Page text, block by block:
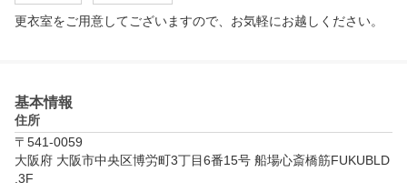
更衣室をご用意してございますので、お気軽にお越しください。
基本情報
住所
〒541-0059
大阪府 大阪市中央区博労町3丁目6番15号 船場心斎橋筋FUKUBLD
.3F